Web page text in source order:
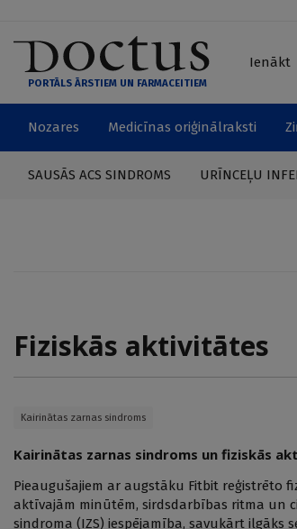
PORTĀLS ĀRSTIEM UN FARMACEITIEM
Ienākt
Nozares Medicīnas oriģinālraksti
SAUSĀS ACS SINDROMS URĪNCEĻU
Fiziskās aktivitātes
Kairinātas zarnas sindroms
Kairinātas zarnas sindroms un fiziskās
Pieaugušajiem ar augstāku Fitbit reģistrēto
aktīvajām minūtēm, sirdsdarbības ritma un
sindroma (IZS) iespējamība, savukārt ilgāks